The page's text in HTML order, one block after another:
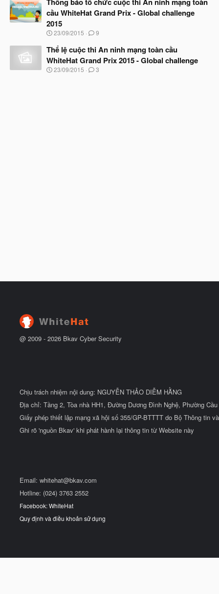
b
ắ
t
ầ
u
cầu WhiteHat Grand Prix - Global challenge
2015
N
à
b
ắ
23/09/2015 9
Thể lệ cuộc thi An ninh mạng toàn cầu
WhiteHat Grand Prix 2015 - Global challenge
N
23/09/2015 3
@ 2009 - 2026 Bkav Cyber Security
Chịu trách nhiệm nội dung: NGUYỄN THẢO DIỄM HẰNG
Địa chỉ: Tầng 2, Tòa nhà HH1, Đường Dương Đình Nghệ, Phường
Giấy phép thiết lập mạng xã hội số 355/GP-BTTTT do Bộ Thông tin
Ghi rõ 'nguồn Bkav' khi phát hành lại thông tin từ Website này
Email: whitehat@bkav.com
Hotline: (024) 3763 2552
Facebook: WhiteHat
Quy định và điều khoản sử dụng